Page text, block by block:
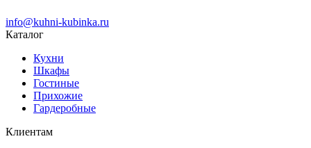
info@kuhni-kubinka.ru
Каталог
Кухни
Шкафы
Гостиные
Прихожие
Гардеробные
Клиентам